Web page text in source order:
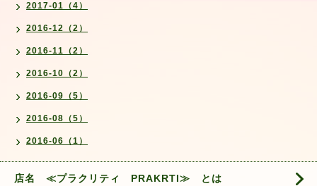
2017-01（4）
2016-12（2）
2016-11（2）
2016-10（2）
2016-09（5）
2016-08（5）
2016-06（1）
店名 ≪プラクリティ PRAKRTI≫ とは